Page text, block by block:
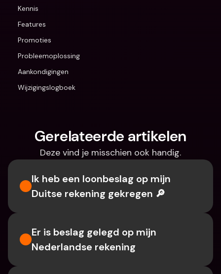
Kennis
Features
Promoties
Probleemoplossing
Aankondigingen
Wijzigingslogboek
Gerelateerde artikelen
Deze vind je misschien ook handig.
Ik heb een loonbeslag op mijn
Duitse rekening gekregen 🔎
Er is beslag gelegd op mijn
Nederlandse rekening